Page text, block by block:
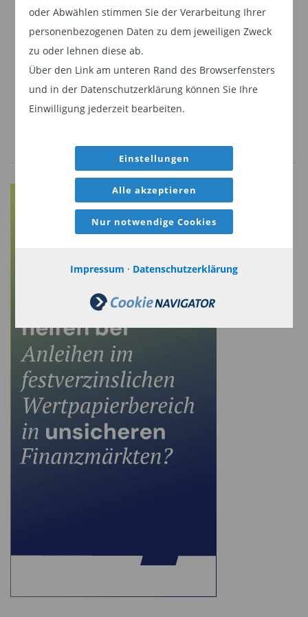
oder Abwählen stimmen Sie der Verarbeitung Ihrer
personenbezogenen Daten zu dem jeweiligen Zweck
zu oder lehnen diese ab.
Über den Link am unteren Rand des Browserfensters
und in der Datenschutzerklärung können Sie Ihre
Einwilligung jederzeit bearbeiten.
Einstellungen
Alle akzeptieren
Nur notwendige Cookies
Impressum · Datenschutzerklärung
Gesundheitswesen oder Energiewende und
blendet große Teile traditioneller Branchen aus,
denen langfristige strukturelle Wachstumstreiber
Universum deutlich, wird aber gezielter genutzt.
Tatsache, dass Kreditmärkte oft verzögert
reagieren. Verbesserungen in Geschäftsmodellen
oder Wachstum zeigen sich häufig erst mit
Verzögerung in den Bonitätsratings. Genau
dieses „Trägheitsmoment“ will das Management
nutzen: Unternehmen mit guten Perspektiven
können sich fundamental verbessern, bevor sich
das vollständig in ihren Anleihekonditionen
Kreditmarkt in langfristige Trends.“ Lutz Overlack,
Head of Sales DACH bei Groupe La Française.
Zugleich spielt Nachhaltigkeit eine wichtige Rolle.
Der Fonds ist als Artikel‑9‑Produkt klassifiziert
und investiert überwiegend in Emittenten mit
positivem Beitrag zu Nachhaltigkeitszielen.
Ein verantwortlicher Portfoliomanager steuert
aufgestellten Analystenteam mit rund 14
Weiter